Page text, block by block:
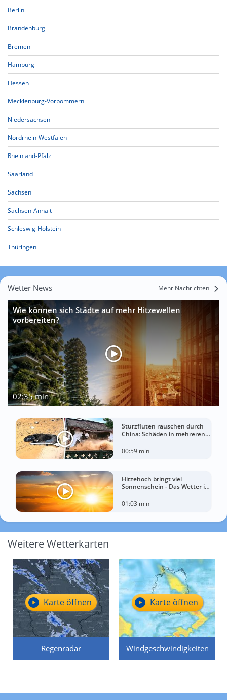
Berlin
Brandenburg
Bremen
Hamburg
Hessen
Mecklenburg-Vorpommern
Niedersachsen
Nordrhein-Westfalen
Rheinland-Pfalz
Saarland
Sachsen
Sachsen-Anhalt
Schleswig-Holstein
Thüringen
Wetter News Mehr Nachrichten
Wie können sich Städte auf mehr Hitzewellen
vorbereiten?
02:35 min
Sturzfluten rauschen durch
China: Schäden in mehreren
00:59 min
Hitzehoch bringt viel
Sonnenschein - Das Wetter in
01:03 min
Weitere Wetterkarten
Regenradar
Karte öffnen
Windgeschwindigkeiten
Karte öffnen